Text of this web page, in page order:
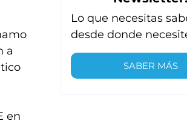
a
en
Lo que necesitas
desde donde
SABER MÁS